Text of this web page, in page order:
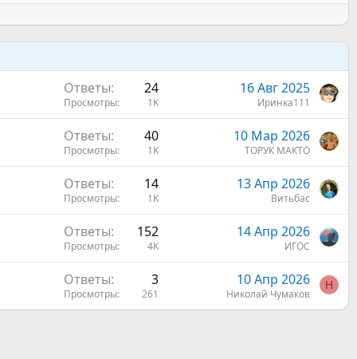
Ответы 24
Просмотры 1K
16 Авг 2025
Иринка111
Ответы 40
Просмотры 1K
10 Мар 2026
ТОРУК МАКТО
Ответы 14
Просмотры 1K
13 Апр 2026
Витьбас
Ответы 152
Просмотры 4K
14 Апр 2026
ИГОС
Ответы 3
Просмотры 261
10 Апр 2026
Николай Чумаков
Н